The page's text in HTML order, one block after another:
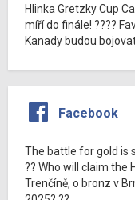
Hlinka Gretzky Cup
míří do finále! ????
Kanady budou
Facebook
The battle for gold is
?? Who will claim the
Trenčíně, o bronz v